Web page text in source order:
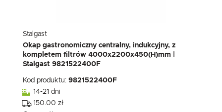
Stalgast
Okap gastronomiczny centralny, indukcyjny, z
kompletem filtrów 4000x2200x450(H)mm |
Stalgast 9821522400F
Kod produktu: 9821522400F
14-21 dni
150.00 zł